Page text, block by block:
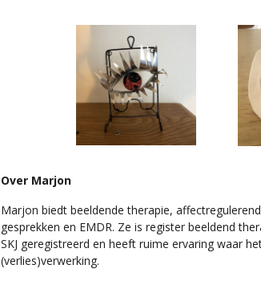
Over Marjon
Marjon biedt beeldende therapie,
gesprekken en EMDR. Ze is register beeldend
SKJ geregistreerd en heeft ruime ervaring waar
(verlies)verwerking.